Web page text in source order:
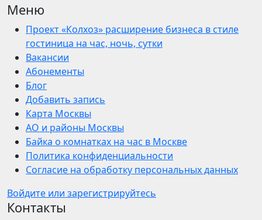
Меню
Проект «Колхоз» расширение бизнеса в стиле
гостиница на час, ночь, сутки
Вакансии
Абонементы
Блог
Добавить запись
Карта Москвы
АО и районы Москвы
Байка о комнатках на час в Москве
Политика конфиденциальности
Согласие на обработку персональных данных
Войдите или зарегистрируйтесь
Контакты